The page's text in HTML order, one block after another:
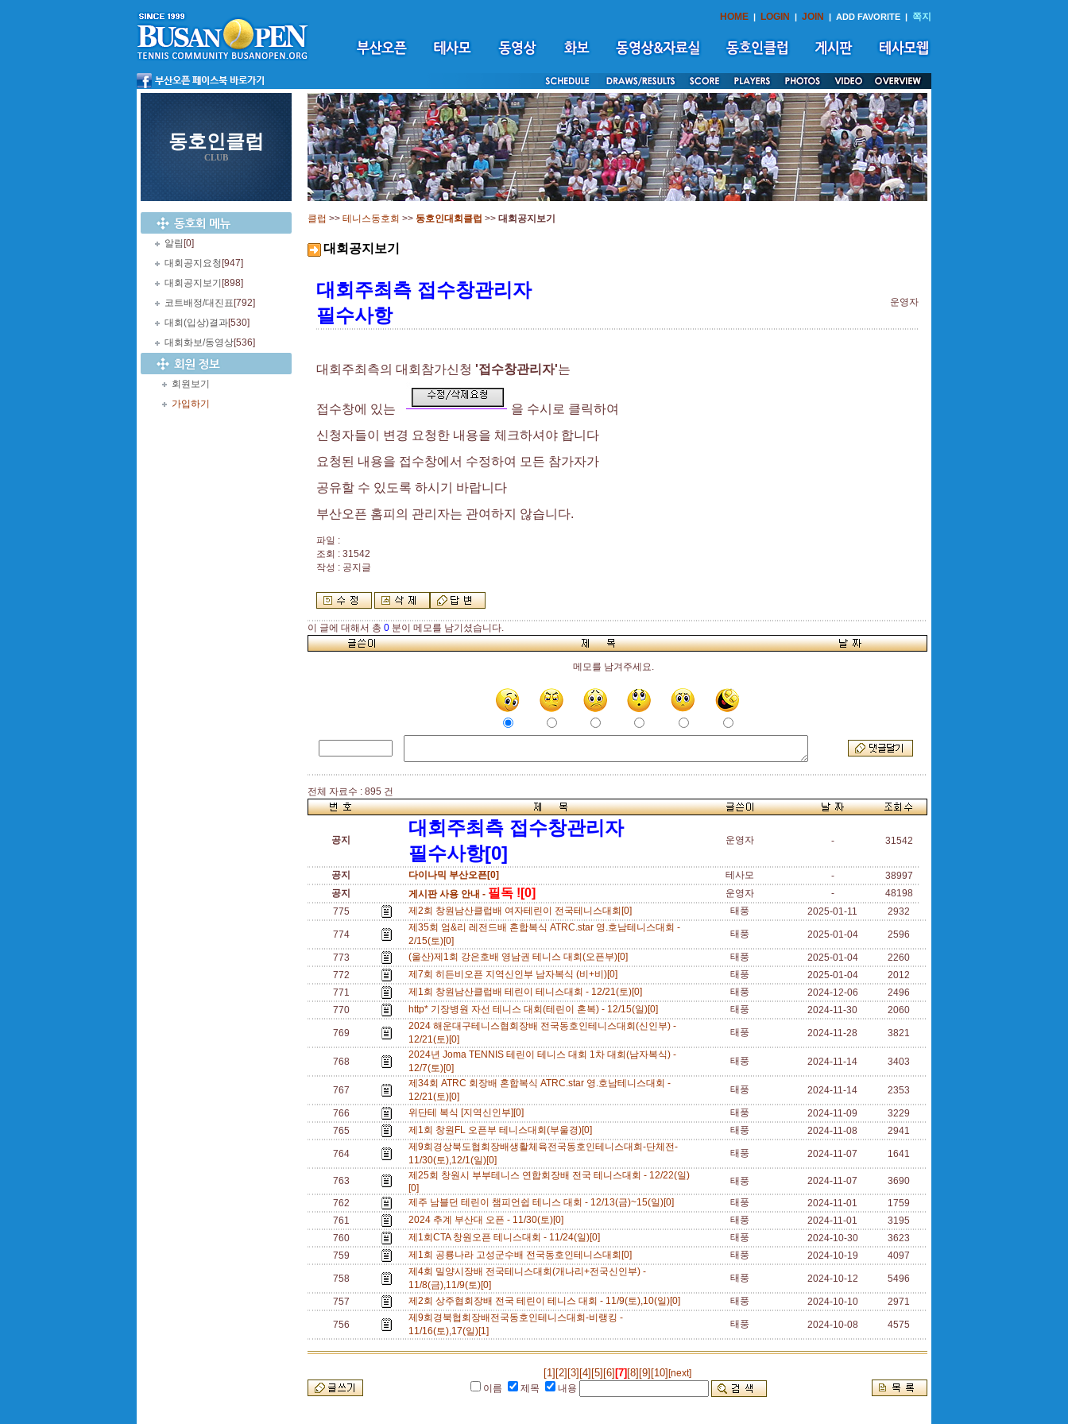
HOME | LOGIN | JOIN | ADD FAVORITE | 쪽지
동호인클럽
CLUB
알림 [0]
대회공지요청 [947]
대회공지보기 [898]
코트배정/대진표 [792]
대회(입상)결과[530]
대회화보/동영상[536]
회원보기
가입하기
클럽 >> 테니스동호회 >> 동호인대회클럽 >> 대회공지보기
대회공지보기
대회주최측 접수창관리자
필수사항
운영자
대회주최측의 대회참가신청 '접수창관리자'는
접수창에 있는
을 수시로 클릭하여
신청자들이 변경 요청한 내용을 체크하셔야 합니다
요청된 내용을 접수창에서 수정하여 모든 참가자가
공유할 수 있도록 하시기 바랍니다
부산오픈 홈피의 관리자는 관여하지 않습니다.
파일 :
조회 : 31542
작성 : 공지글
이 글에 대해서 총 0 분이 메모를 남기셨습니다.
메모를 남겨주세요.
전체 자료수 : 895 건
공지
대회주최측 접수창관리자
필수사항[0]
운영자 - 31542
공지 다이나믹 부산오픈[0] 테사모 -
38997
공지
게시판 사용 안내 - 필독 ![0] 운영자 -
48198
775
제2회 창원남산클럽배 여자테린이 전국테니스대회[0] 태풍 2025-01-11 2932
774
제35회 엄&리 레전드배 혼합복식 ATRC.star 영.호남테니스대회 -
2/15(토)[0]
태풍 2025-01-04 2596
773 (울산)제1회 강은호배 영남권 테니스 대회(오픈부)[0] 태풍 2025-01-04
2260
772
제7회 히든비오픈 지역신인부 남자복식 (비+비)[0] 태풍 2025-01-04
2012
771
제1회 창원남산클럽배 테린이 테니스대회 - 12/21(토)[0] 태풍 2024-12-06
2496
770
http* 기장병원 자선 테니스 대회(테린이 혼복) - 12/15(일)[0] 태풍 2024-11-30 2060
769
2024 해운대구테니스협회장배 전국동호인테니스대회(신인부) -
12/21(토)[0]
태풍 2024-11-28 3821
768
2024년 Joma TENNIS 테린이 테니스 대회 1차 대회(남자복식) -
12/7(토)[0]
태풍 2024-11-14 3403
767
제34회 ATRC 회장배 혼합복식 ATRC.star 영.호남테니스대회 -
12/21(토)[0]
태풍 2024-11-14 2353
766 위단테 복식 [지역신인부][0] 태풍 2024-11-09
3229
765
제1회 창원FL 오픈부 테니스대회(부울경)[0] 태풍 2024-11-08 2941
764
제9회경상북도협회장배생활체육전국동호인테니스대회-단체전-
11/30(토),12/1(일)[0]
태풍 2024-11-07 1641
763
제25회 창원시 부부테니스 연합회장배 전국 테니스대회 - 12/22(일)
[0]
태풍 2024-11-07
3690
762
제주 남블던 테린이 챔피언쉽 테니스 대회 - 12/13(금)~15(일)[0] 태풍 2024-11-01
1759
761
2024 추계 부산대 오픈 - 11/30(토)[0] 태풍 2024-11-01
3195
760
제1회CTA 창원오픈 테니스대회 - 11/24(일)[0] 태풍 2024-10-30
3623
759
제1회 공룡나라 고성군수배 전국동호인테니스대회[0] 태풍 2024-10-19 4097
758
제4회 밀양시장배 전국테니스대회(개나리+전국신인부) -
11/8(금),11/9(토)[0]
태풍 2024-10-12 5496
757 제2회 상주협회장배 전국 테린이 테니스 대회 - 11/9(토),10(일)[0] 태풍 2024-10-10 2971
756
제9회경북협회장배전국동호인테니스대회-비랭킹 -
11/16(토),17(일)[1]
태풍 2024-10-08 4575
[1] [2] [3] [4] [5] [6] [7] [8] [9] [10] [next]
이름
제목 내용